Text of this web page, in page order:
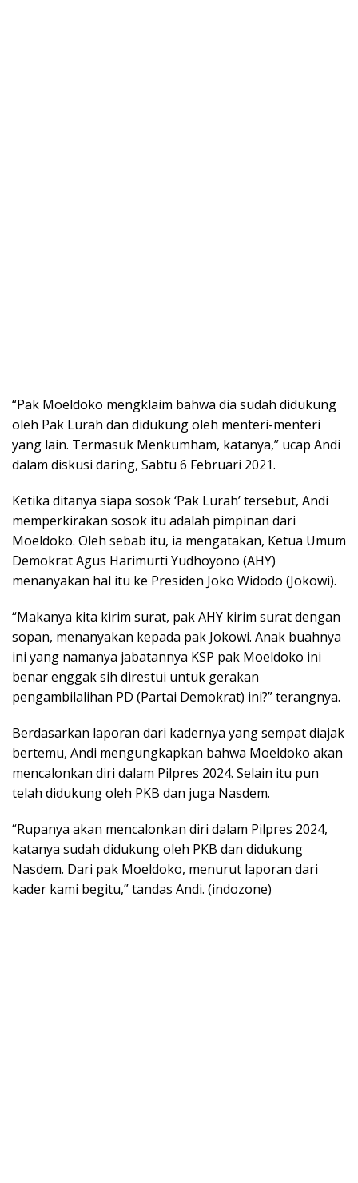
“Pak Moeldoko mengklaim bahwa dia sudah didukung
oleh Pak Lurah dan didukung oleh menteri-menteri
yang lain. Termasuk Menkumham, katanya,” ucap Andi
dalam diskusi daring, Sabtu 6 Februari 2021.
Ketika ditanya siapa sosok ‘Pak Lurah’ tersebut, Andi
memperkirakan sosok itu adalah pimpinan dari
Moeldoko. Oleh sebab itu, ia mengatakan, Ketua Umum
Demokrat Agus Harimurti Yudhoyono (AHY)
menanyakan hal itu ke Presiden Joko Widodo (Jokowi).
“Makanya kita kirim surat, pak AHY kirim surat dengan
sopan, menanyakan kepada pak Jokowi. Anak buahnya
ini yang namanya jabatannya KSP pak Moeldoko ini
benar enggak sih direstui untuk gerakan
pengambilalihan PD (Partai Demokrat) ini?” terangnya.
Berdasarkan laporan dari kadernya yang sempat diajak
bertemu, Andi mengungkapkan bahwa Moeldoko akan
mencalonkan diri dalam Pilpres 2024. Selain itu pun
telah didukung oleh PKB dan juga Nasdem.
“Rupanya akan mencalonkan diri dalam Pilpres 2024,
katanya sudah didukung oleh PKB dan didukung
Nasdem. Dari pak Moeldoko, menurut laporan dari
kader kami begitu,” tandas Andi. (indozone)